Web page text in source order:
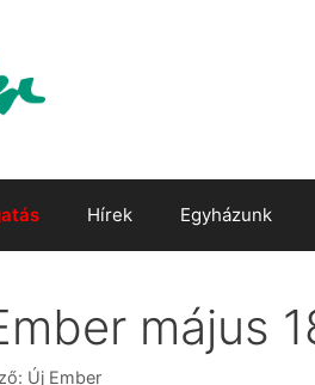
Hírek Egyházunk
május
Új Ember